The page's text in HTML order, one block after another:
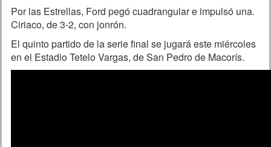
Por las Estrellas, Ford pegó cuadrangular e impulsó una.
Ciriaco, de 3-2, con jonrón.
El quinto partido de la serie final se jugará este miércoles
en el Estadio Tetelo Vargas, de San Pedro de Macorís.